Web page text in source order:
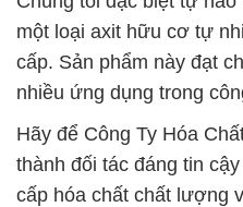
một loại axit hữu cơ tự
cấp. Sản phẩm này đạt
nhiều ứng dụng trong
Hãy để Công Ty Hóa
thành đối tác đáng tin
cấp hóa chất chất lượng